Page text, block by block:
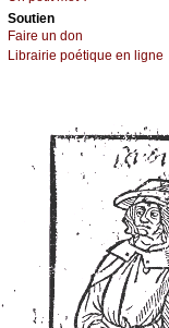
Sоutien
Fаirе un dоn
Librairiе pоétique en lignе